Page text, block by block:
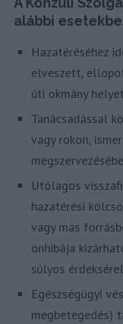
alábbi
Hazatéréséhez
elveszett,
úti okmány
Tanácsadással
vagy rokon,
Utólagos
hazatérési
vagy más
önhibája
súlyos
Egészségügyi
megbetegedés)